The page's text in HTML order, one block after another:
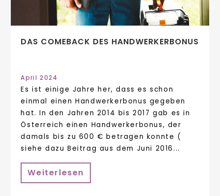
DAS COMEBACK DES HANDWERKERBONUS
April 2024
Es ist einige Jahre her, dass es schon
einmal einen Handwerkerbonus gegeben
hat. In den Jahren 2014 bis 2017 gab es in
Österreich einen Handwerkerbonus, der
damals bis zu 600 € betragen konnte (
siehe dazu Beitrag aus dem Juni 2016...
Weiterlesen